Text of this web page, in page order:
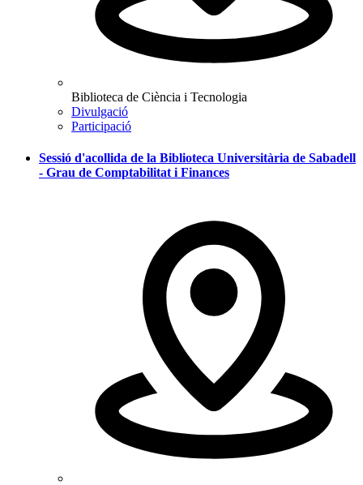
Biblioteca de Ciència i Tecnologia
Divulgació
Participació
Sessió d'acollida de la Biblioteca Universitària de Sabadell
- Grau de Comptabilitat i Finances